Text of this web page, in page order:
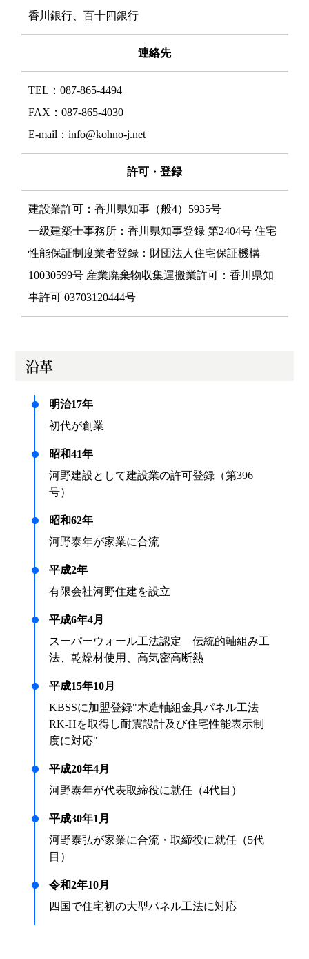
香川銀行、百十四銀行
連絡先
TEL： 087-865-4494
FAX：087-865-4030
E-mail： info@kohno-j.net
許可・登録
建設業許可：香川県知事（般4）5935号
一級建築士事務所：香川県知事登録 第2404号 住宅
性能保証制度業者登録：財団法人住宅保証機構
10030599号 産業廃棄物収集運搬業許可：香川県知
事許可 03703120444号
沿革
明治17年
初代が創業
昭和41年
河野建設として建設業の許可登録（第396
号）
昭和62年
河野泰年が家業に合流
平成2年
有限会社河野住建を設立
平成6年4月
スーパーウォール工法認定 伝統的軸組み工
法、乾燥材使用、高気密高断熱
平成15年10月
KBSSに加盟登録"木造軸組金具パネル工法
RK-Hを取得し耐震設計及び住宅性能表示制
度に対応"
平成20年4月
河野泰年が代表取締役に就任（4代目）
平成30年1月
河野泰弘が家業に合流・取締役に就任（5代
目）
令和2年10月
四国で住宅初の大型パネル工法に対応